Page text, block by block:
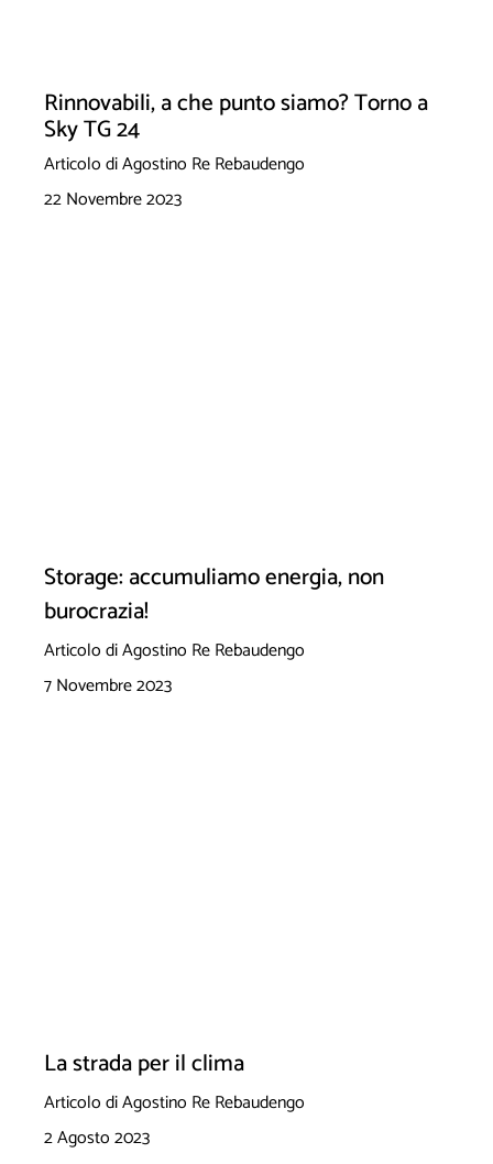
Rinnovabili, a che punto siamo? Torno a
Sky TG 24
Articolo di Agostino Re Rebaudengo
22 Novembre 2023
Storage: accumuliamo energia, non
burocrazia!
Articolo di Agostino Re Rebaudengo
7 Novembre 2023
La strada per il clima
Articolo di Agostino Re Rebaudengo
2 Agosto 2023